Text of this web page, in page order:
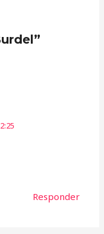
Responder